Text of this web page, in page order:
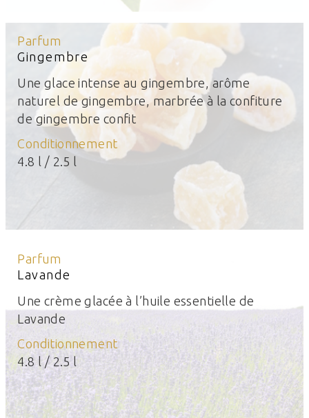
Parfum
Gingembre
Une glace intense au gingembre, arôme
naturel de gingembre, marbrée à la confiture
de gingembre confit
Conditionnement
4.8 l / 2.5 l
Parfum
Lavande
Une crème glacée à l’huile essentielle de
Lavande
Conditionnement
4.8 l / 2.5 l